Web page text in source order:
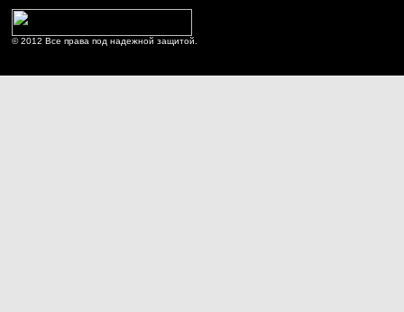
© 2012 Все права под надежной защитой.